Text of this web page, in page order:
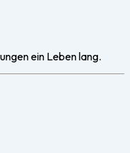
ein Leben lang.